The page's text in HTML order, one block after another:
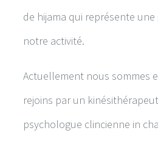
de hijama qui représente
notre activité.
Actuellement nous sommes
rejoins par un
psychologue clincienne in